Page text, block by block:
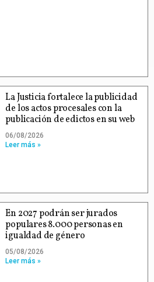
La Justicia fortalece la publicidad
de los actos procesales con la
publicación de edictos en su web
06/08/2026
Leer más »
En 2027 podrán ser jurados
populares 8.000 personas en
igualdad de género
05/08/2026
Leer más »